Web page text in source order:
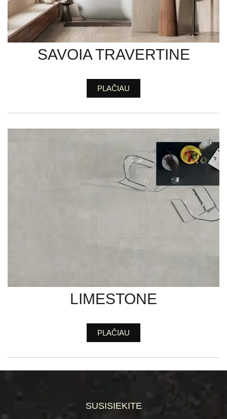
SAVOIA TRAVERTINE
PLAČIAU
LIMESTONE
PLAČIAU
SUSISIEKITE